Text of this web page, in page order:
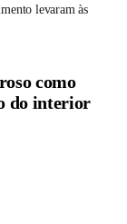
levaram às
como
do interior